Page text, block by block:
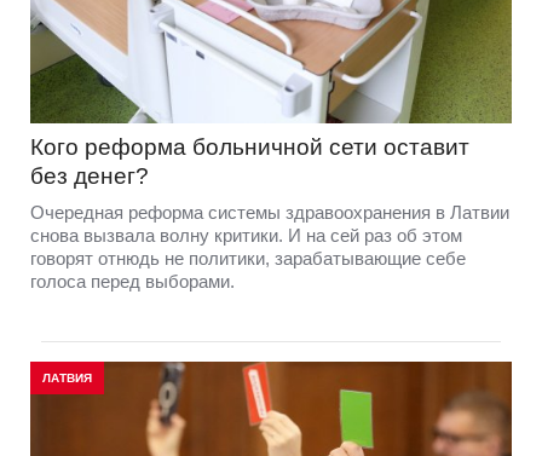
Кого реформа больничной сети оставит
без денег?
Очередная реформа системы здравоохранения в Латвии
снова вызвала волну критики. И на сей раз об этом
говорят отнюдь не политики, зарабатывающие себе
голоса перед выборами.
ЛАТВИЯ